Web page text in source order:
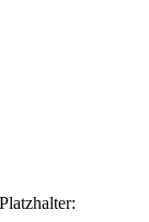
Platzhalter: